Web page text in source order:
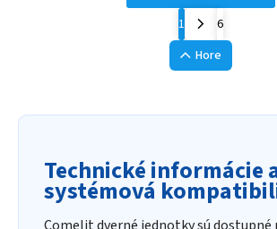
1
6
Hore
Technické informácie
systémová